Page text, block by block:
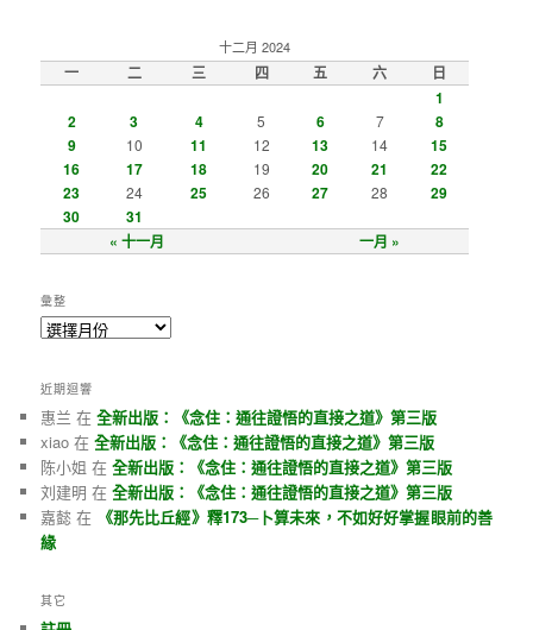
十二月 2024
一 二 三 四 五 六 日
« 十一月 一月 »
1
2
3 4 5 6 7
8
9
10 11 12 13 14
15
16
17 18 19 20 21
22
23
24 25 26 27 28
29
30
31
彙整
近期迴響
惠兰 在全新出版：《念住：通往證悟的直接之道》第三版
xiao 在全新出版：《念住：通往證悟的直接之道》第三版
陈小姐 在全新出版：《念住：通往證悟的直接之道》第三版
刘建明 在全新出版：《念住：通往證悟的直接之道》第三版
嘉懿 在
《那先比丘經》釋173─卜算未來，不如好好掌握眼前的善
緣
其它